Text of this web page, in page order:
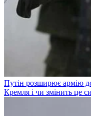
Путін розширює армію
Кремля і чи змінить це